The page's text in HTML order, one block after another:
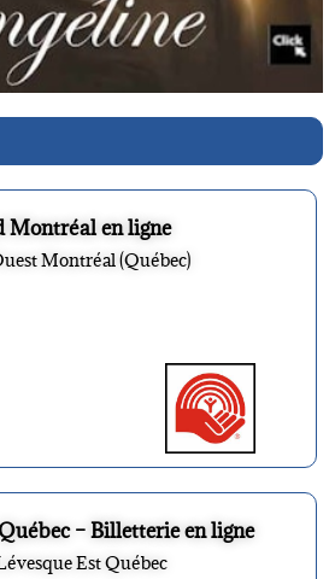
Montréal en ligne
Montréal (Québec)
– Billetterie en ligne
Est Québec